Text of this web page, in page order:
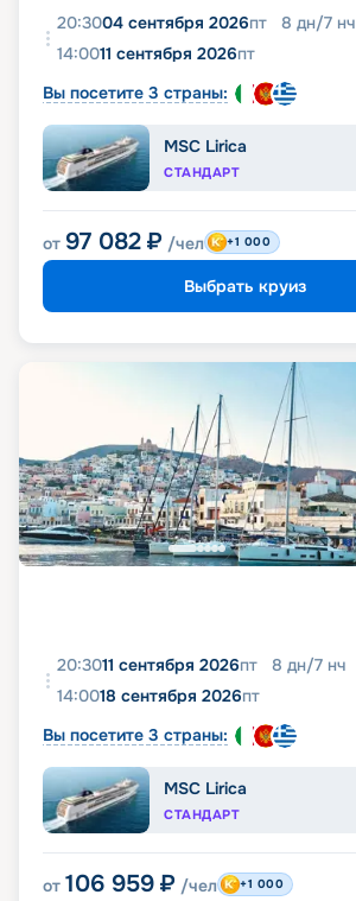
20:3004 сентября 2026пт 8 дн/7 нч
14:0011 сентября 2026пт
Вы посетите 3 страны:
MSC Lirica
СТАНДАРТ
от 97 082 ₽ /чел +1 000
Выбрать круиз
20:3011 сентября 2026пт 8 дн/7 нч
14:0018 сентября 2026пт
Вы посетите 3 страны:
MSC Lirica
СТАНДАРТ
от 106 959 ₽ /чел +1 000